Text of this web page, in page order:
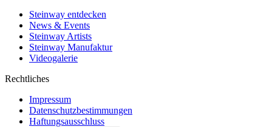
Steinway entdecken
News & Events
Steinway Artists
Steinway Manufaktur
Videogalerie
Rechtliches
Impressum
Datenschutzbestimmungen
Haftungsausschluss